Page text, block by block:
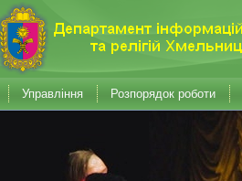
Управління Розпорядок роботи